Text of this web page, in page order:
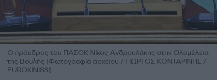
Ο πρόεδρος του ΠΑΣΟΚ Νίκος Ανδρουλάκης στην Ολομέλεια
της Βουλής (Φωτογραφία αρχείου / ΓΙΩΡΓΟΣ ΚΟΝΤΑΡΙΝΗΣ /
EUROKINISSI)